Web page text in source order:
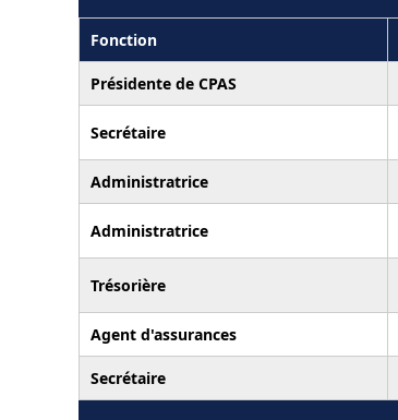
Fonction
Présidente de CPAS
Secrétaire
Administratrice
Administratrice
Trésorière
Agent d'assurances
Secrétaire